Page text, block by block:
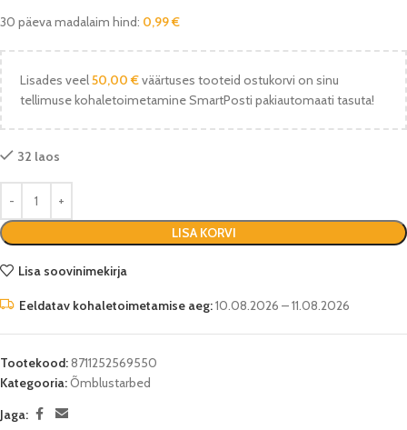
30 päeva madalaim hind: 0,99€
Lisades veel50,00 €väärtuses tooteid ostukorvi on sinu
tellimuse kohaletoimetamine SmartPosti pakiautomaati tasuta!
32 laos
LISA KORVI
Lisa soovinimekirja
Eeldatav kohaletoimetamise aeg:10.08.2026 – 11.08.2026
Tootekood:8711252569550
Kategooria:Õmblustarbed
Jaga: